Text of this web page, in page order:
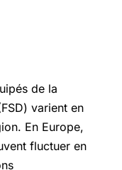
de la
varient en
En Europe,
fluctuer en